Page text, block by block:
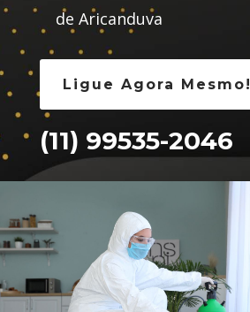
de Aricanduva
Ligue Agora Mesmo!
(11) 99535-2046